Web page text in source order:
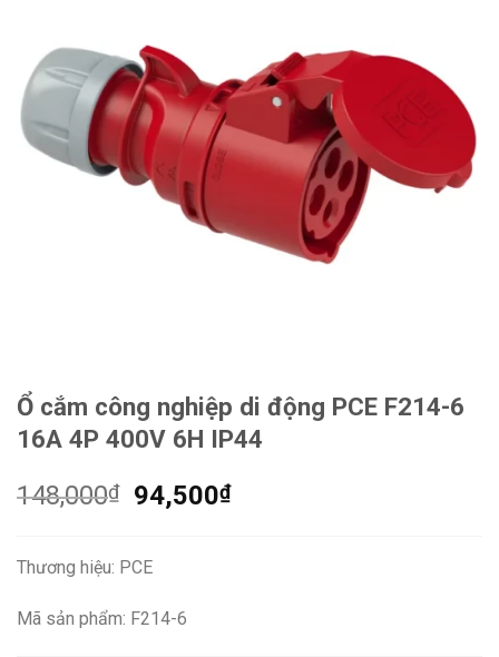
Ổ cắm công nghiệp di động PCE F214-6
16A 4P 400V 6H IP44
148,000₫
Giá
148,000₫.
94,500₫Giá
Thương hiệu: PCE
Mã sản phẩm: F214-6